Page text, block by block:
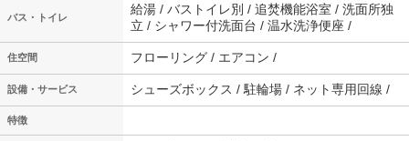
バス・トイレ
給湯 / バストイレ別 / 追焚機能浴室 / 洗面所独
立 / シャワー付洗面台 / 温水洗浄便座 /
住空間 フローリング / エアコン /
設備・サービス シューズボックス / 駐輪場 / ネット専用回線 /
特徴